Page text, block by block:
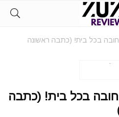
בכל בית! (כתבה ראשונה
בכל בית! (כתבה